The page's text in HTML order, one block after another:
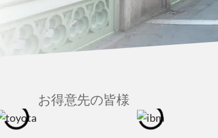
お得意先の皆様